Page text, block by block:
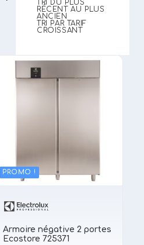
TRI DU PLUS
RÉCENT AU PLUS
ANCIEN
TRI PAR TARIF
CROISSANT
PROMO !
Armoire négative 2 portes
Ecostore 725371